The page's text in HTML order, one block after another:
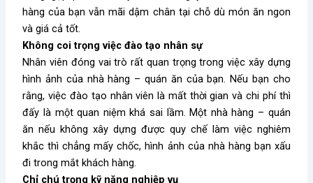
hàng của bạn vẫn mãi dậm chân tại chỗ dù món ăn ngon
và giá cả tốt.
Không coi trọng việc đào tạo nhân sự
Nhân viên đóng vai trò rất quan trọng trong việc xây dựng
hình ảnh của nhà hàng – quán ăn của bạn. Nếu bạn cho
rằng, việc đào tạo nhân viên là mất thời gian và chi phí thì
đấy là một quan niệm khá sai lầm. Một nhà hàng – quán
ăn nếu không xây dựng được quy chế làm việc nghiêm
khắc thì chẳng mấy chốc, hình ảnh của nhà hàng bạn xấu
đi trong mắt khách hàng.
Chỉ chú trọng kỹ năng nghiệp vụ